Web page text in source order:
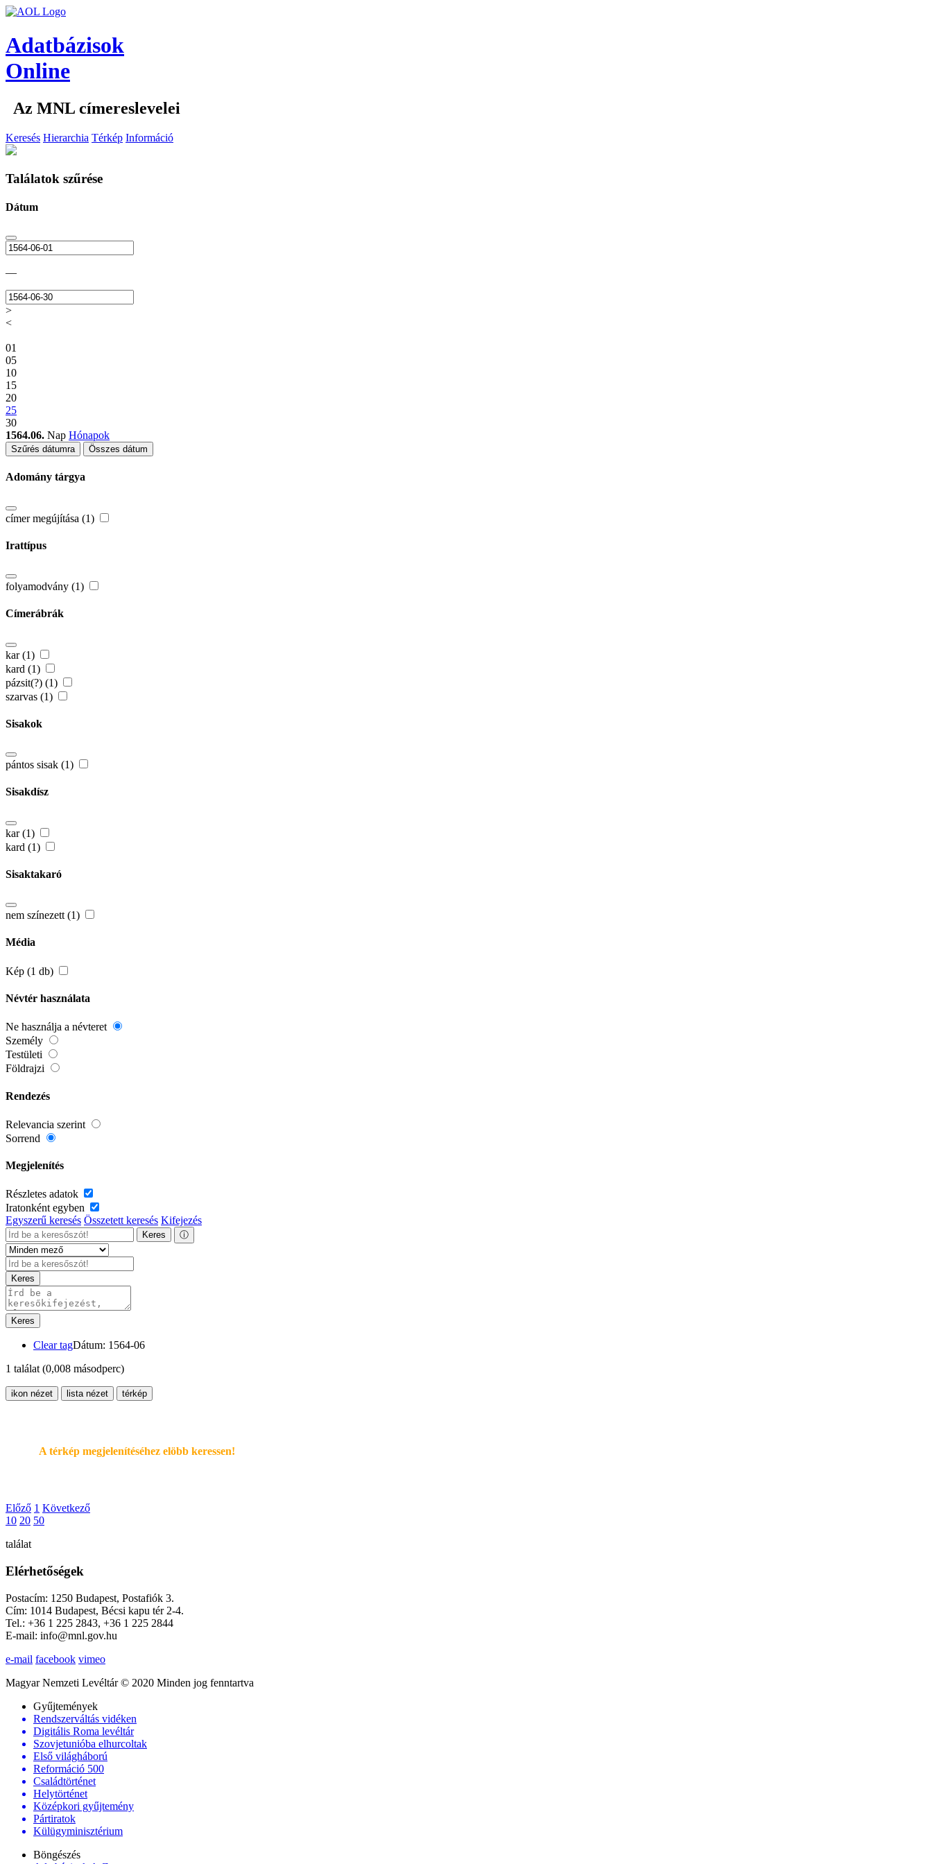
Adatbázisok
Online
Az MNL címereslevelei
Keresés Hierarchia Térkép Információ
Találatok szűrése
Dátum
—
>
<
01
05
10
15
20
25
30
1564.06. Nap Hónapok
Szűrés dátumra Összes dátum
Adomány tárgya
címer megújítása (1)
Irattípus
folyamodvány (1)
Címerábrák
kar (1)
kard (1)
pázsit(?) (1)
szarvas (1)
Sisakok
pántos sisak (1)
Sisakdísz
kar (1)
kard (1)
Sisaktakaró
nem színezett (1)
Média
Kép (1 db)
Névtér használata
Ne használja a névteret
Személy
Testületi
Földrajzi
Rendezés
Relevancia szerint
Sorrend
Megjelenítés
Részletes adatok
Iratonként egyben
Egyszerű keresés Összetett keresés Kifejezés
Keres ⓘ
Keres
Keres
Clear tagDátum: 1564-06
1 találat (0,008 másodperc)
ikon nézet lista nézet térkép
A térkép megjelenítéséhez elöbb keressen!
Előző 1 Következő
10 20 50
találat
Elérhetőségek
Postacím: 1250 Budapest, Postafiók 3.
Cím: 1014 Budapest, Bécsi kapu tér 2-4.
Tel.: +36 1 225 2843, +36 1 225 2844
E-mail: info@mnl.gov.hu
e-mail facebook vimeo
Magyar Nemzeti Levéltár © 2020 Minden jog fenntartva
Gyűjtemények
Rendszerváltás vidéken
Digitális Roma levéltár
Szovjetunióba elhurcoltak
Első világháború
Reformáció 500
Családtörténet
Helytörténet
Középkori gyűjtemény
Pártiratok
Külügyminisztérium
Böngészés